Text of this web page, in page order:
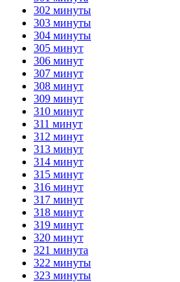
302 минуты
303 минуты
304 минуты
305 минут
306 минут
307 минут
308 минут
309 минут
310 минут
311 минут
312 минут
313 минут
314 минут
315 минут
316 минут
317 минут
318 минут
319 минут
320 минут
321 минута
322 минуты
323 минуты